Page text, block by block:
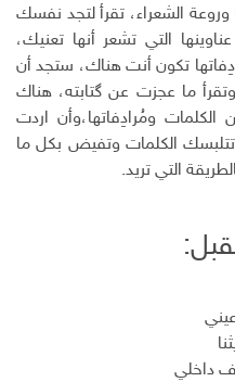
الشعراء، تقرأ لتجد نفسك
التي تشعر أنها تعنيك،
تكون أنت هناك، ستجد أن
ما عجزت عن گتابته، هناك
ومُرادِفاتها،وأن اردت
تتلبسك الكلمات وتفيض بكل ما
التي تريد.
داخلي